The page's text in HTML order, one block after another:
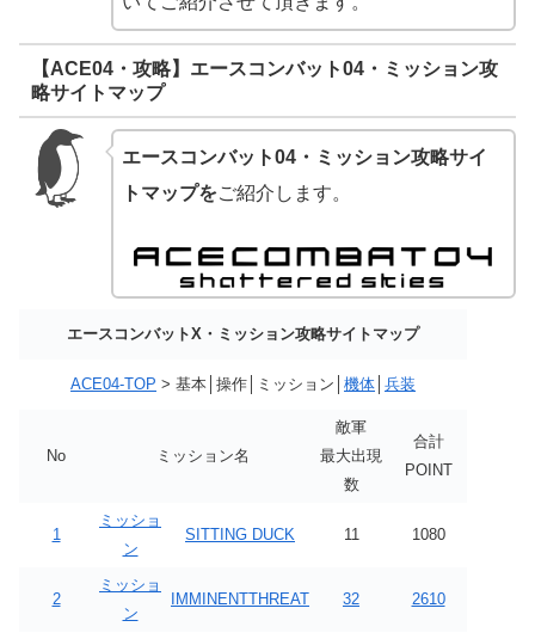
【ACE04・攻略】エースコンバット04・ミッション攻
略サイトマップ
エースコンバット04・ミッション攻略サイ
トマップをご紹介します。
エースコンバットX・ミッション攻略サイトマップ
ACE04-TOP > 基本│操作│ミッション│ 機体 兵装
No ミッション名
敵軍
最大出現
数
合計
POINT
1
ミッショ
ン
SITTING DUCK 11 1080
2
ミッショ
ン
IMMINENTTHREAT 32 2610